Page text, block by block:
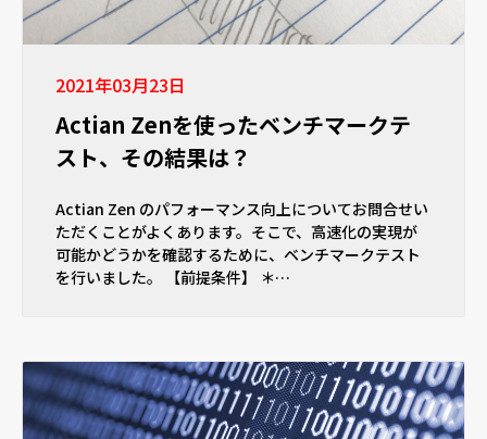
2021年03月23日
Actian Zenを使ったベンチマークテ
スト、その結果は？
Actian Zen のパフォーマンス向上についてお問合せい
ただくことがよくあります。そこで、高速化の実現が
可能かどうかを確認するために、ベンチマークテスト
を行いました。 【前提条件】 ＊…